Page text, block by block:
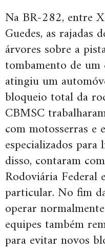
Na BR-282, entre
Guedes, as rajadas
árvores sobre a
tombamento de
atingiu um
bloqueio total da
CBMSC
com motosserras e
especializados
disso, contaram
Rodoviária Federal
particular. No fim
operar
equipes também
para evitar novos